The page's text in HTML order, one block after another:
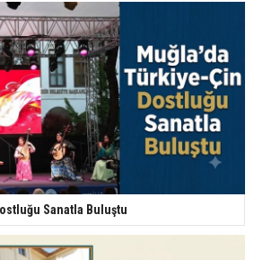
Sanatla Buluştu